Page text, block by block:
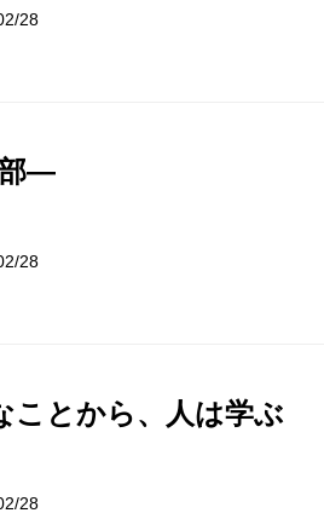
28
―
28
とから、人は学ぶ
28